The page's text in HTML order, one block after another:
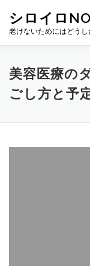
シロイロ
老けないためにはどうし
美容医療の
ごし方と予